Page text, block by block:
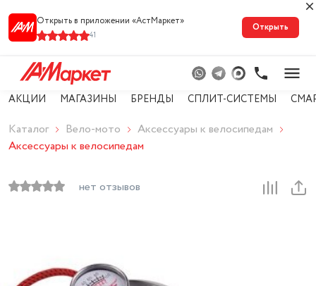
Открыть в приложении «АстМарке‪т‬»
41
Открыть
АКЦИИ МАГАЗИНЫ БРЕНДЫ СПЛИТ-СИСТЕМЫ
Каталог Вело-мото
Аксессуары к велосипедам
Аксессуары к велосипедам
нет отзывов